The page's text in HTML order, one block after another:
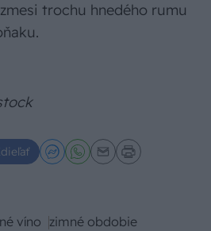
trochu hnedého rumu
víno zimné obdobie